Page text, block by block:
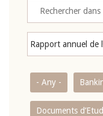
- Any -
Documents